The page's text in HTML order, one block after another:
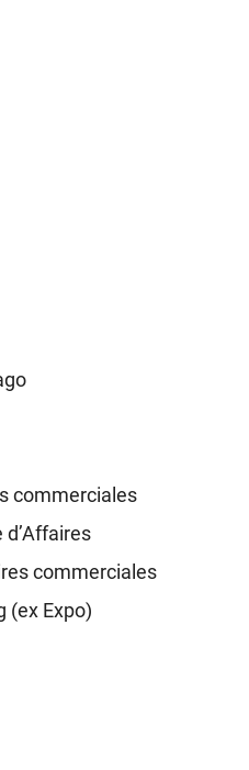
commerciales
commerciales
(ex Expo)